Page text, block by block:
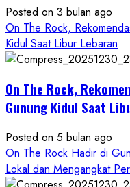
Baru,
Padukan
Keindahan
Alam
Wisata
Kekinian
Posted on 3 bulan ago
On The Rock,
Kidul Saat Libur Lebaran
On The Rock,
Gunung Kidul Saat
Posted on 5 bulan ago
On The Rock Hadir di
Lokal dan Mengangkat